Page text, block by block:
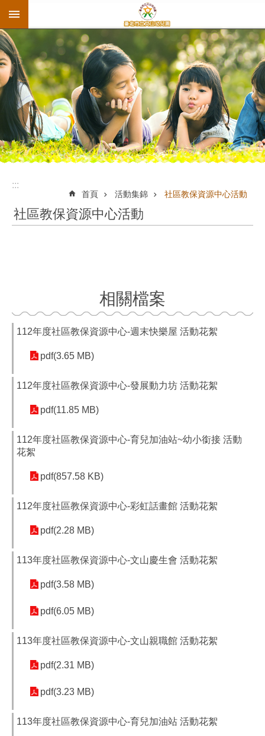
跳到主要內容區塊
:::
首頁 活動集錦 社區教保資源中心活動
社區教保資源中心活動
相關檔案
112年度社區教保資源中心-週末快樂屋 活動花絮
pdf(3.65 MB)
112年度社區教保資源中心-發展動力坊 活動花絮
pdf(11.85 MB)
112年度社區教保資源中心-育兒加油站~幼小銜接 活動
花絮
pdf(857.58 KB)
112年度社區教保資源中心-彩虹話畫館 活動花絮
pdf(2.28 MB)
113年度社區教保資源中心-文山慶生會 活動花絮
pdf(3.58 MB)
pdf(6.05 MB)
113年度社區教保資源中心-文山親職館 活動花絮
pdf(2.31 MB)
pdf(3.23 MB)
113年度社區教保資源中心-育兒加油站 活動花絮